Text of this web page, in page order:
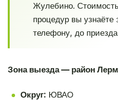
Жулебино.
процедур вы узнаёте
телефону, до
Зона выезда — район
Округ: ЮВАО